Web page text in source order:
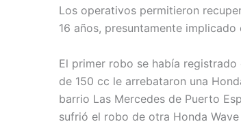
Los operativos permitieron
16 años, presuntamente implicado
El primer robo se había
de 150 cc le arrebataron una
barrio Las Mercedes de Puerto
sufrió el robo de otra Honda